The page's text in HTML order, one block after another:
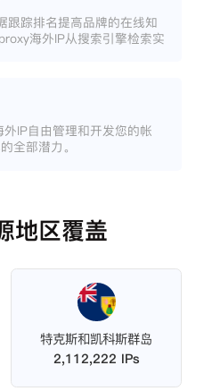
跟踪排名提高品牌的在线知
海外IP从搜索引擎检索实
IP自由管理和开发您的帐
全部潜力。
地区覆盖
特克斯和凯科斯群岛
2,112,222 IPs